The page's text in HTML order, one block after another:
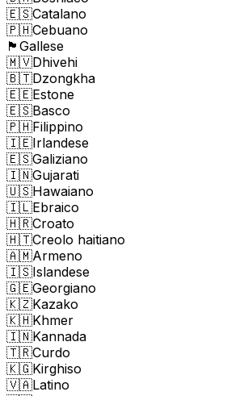
🇪🇸Catalano
🇵🇭Cebuano
🏴󠁧󠁢󠁷󠁬󠁳󠁿 Gallese
🇲🇻Dhivehi
🇧🇹Dzongkha
🇪🇪Estone
🇪🇸Basco
🇵🇭Filippino
🇮🇪Irlandese
🇪🇸Galiziano
🇮🇳Gujarati
🇺🇸Hawaiano
🇮🇱Ebraico
🇭🇷Croato
🇭🇹Creolo haitiano
🇦🇲Armeno
🇮🇸Islandese
🇬🇪Georgiano
🇰🇿Kazako
🇰🇭Khmer
🇮🇳Kannada
🇹🇷Curdo
🇰🇬Kirghiso
🇻🇦Latino